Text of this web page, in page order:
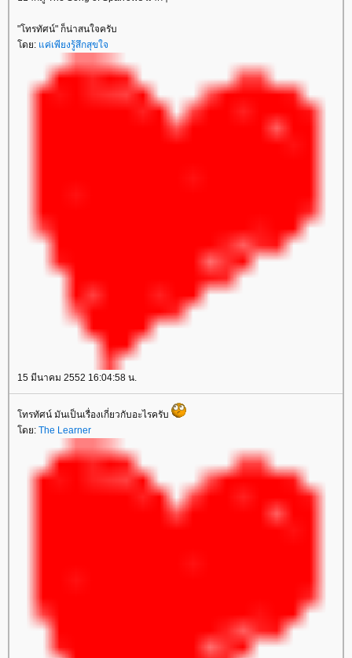
"โทรทัศน์" ก็น่าสนใจครับ
ดย: ค่เพียงรู้สึกสุขใจ
15 มีนาคม 2552 16:04:58 น.
ทรทัศน์ มันเป็นเรื่องเกี่ยวกับอะไรครับ
ดย: The Learner